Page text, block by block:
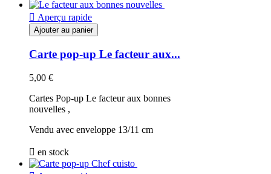
 Aperçu rapide
Ajouter au panier
Carte pop-up Le facteur aux...
5,00 €
Cartes Pop-up Le facteur aux bonnes
nouvelles ,
Vendu avec enveloppe 13/11 cm
 en stock